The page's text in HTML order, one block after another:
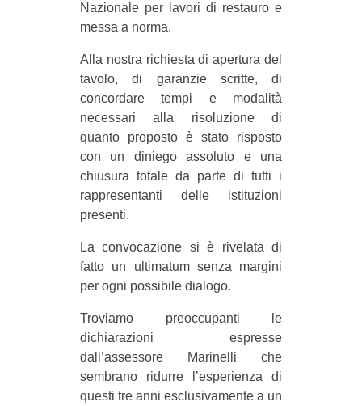
Nazionale per lavori di restauro e
messa a norma.
Alla nostra richiesta di apertura del
tavolo, di garanzie scritte, di
concordare tempi e modalità
necessari alla risoluzione di
quanto proposto è stato risposto
con un diniego assoluto e una
chiusura totale da parte di tutti i
rappresentanti delle istituzioni
presenti.
La convocazione si è rivelata di
fatto un ultimatum senza margini
per ogni possibile dialogo.
Troviamo preoccupanti le
dichiarazioni espresse
dall’assessore Marinelli che
sembrano ridurre l’esperienza di
questi tre anni esclusivamente a un